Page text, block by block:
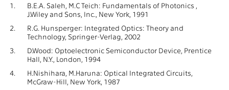
1.
B.E.A. Saleh, M.C Teich: Fundamentals of Photonics ,
J.Wiley and Sons, Inc., New York, 1991
2.
R.G. Hunsperger: Integrated Optics: Theory and
Technology, Springer-Verlag, 2002
3.
D.Wood: Optoelectronic Semiconductor Device, Prentice
Hall, N.Y., London, 1994
4.
H.Nishihara, M.Haruna: Optical Integrated Circuits,
McGraw-Hill, New York, 1987